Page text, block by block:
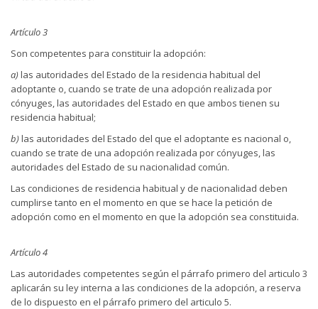
Artículo 3
Son competentes para constituir la adopción:
a)las autoridades del Estado de la residencia habitual del
adoptante o, cuando se trate de una adopción realizada por
cónyuges, las autoridades del Estado en que ambos tienen su
residencia habitual;
b)las autoridades del Estado del que el adoptante es nacional o,
cuando se trate de una adopción realizada por cónyuges, las
autoridades del Estado de su nacionalidad común.
Las condiciones de residencia habitual y de nacionalidad deben
cumplirse tanto en el momento en que se hace la petición de
adopción como en el momento en que la adopción sea constituida.
Artículo 4
Las autoridades competentes según el párrafo primero del articulo 3
aplicarán su ley interna a las condiciones de la adopción, a reserva
de lo dispuesto en el párrafo primero del articulo 5.